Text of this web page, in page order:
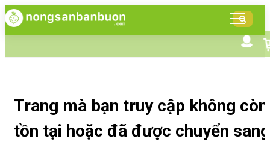
MỤC
Trang mà bạn truy cập không còn
tồn tại hoặc đã được chuyển sang